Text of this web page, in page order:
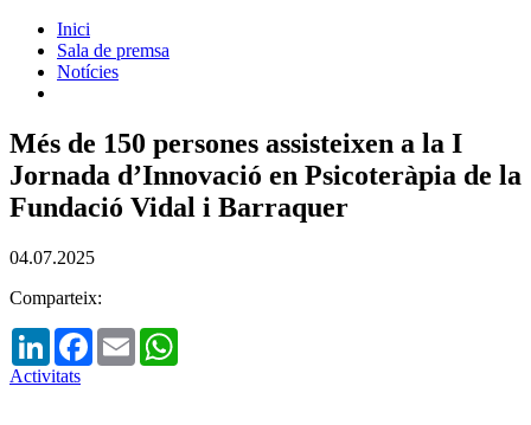
Inici
Sala de premsa
Notícies
Més de 150 persones assisteixen a la I
Jornada d’Innovació en Psicoteràpia de la
Fundació Vidal i Barraquer
04.07.2025
Comparteix:
LinkedInFacebook
Email
Activitats